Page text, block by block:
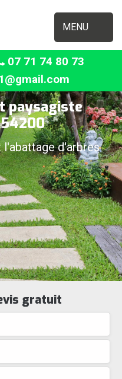
MENU
07 71 74 80 73
paysagiste
d'arbres
gratuit